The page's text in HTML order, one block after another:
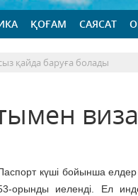
ҚОҒАМ САЯСАТ
қайда баруға болады
күші бойынша елдер
орынды иеленді. Ел